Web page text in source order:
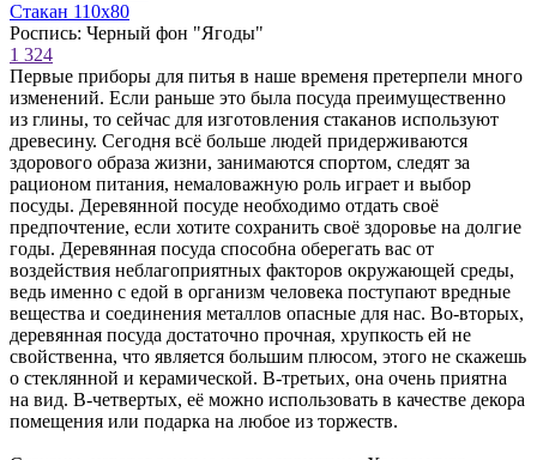
Стакан 110х80
Роспись: Черный фон "Ягоды"
1 324
Первые приборы для питья в наше временя претерпели много
изменений. Если раньше это была посуда преимущественно
из глины, то сейчас для изготовления стаканов используют
древесину. Сегодня всё больше людей придерживаются
здорового образа жизни, занимаются спортом, следят за
рационом питания, немаловажную роль играет и выбор
посуды. Деревянной посуде необходимо отдать своё
предпочтение, если хотите сохранить своё здоровье на долгие
годы. Деревянная посуда способна оберегать вас от
воздействия неблагоприятных факторов окружающей среды,
ведь именно с едой в организм человека поступают вредные
вещества и соединения металлов опасные для нас. Во-вторых,
деревянная посуда достаточно прочная, хрупкость ей не
свойственна, что является большим плюсом, этого не скажешь
о стеклянной и керамической. В-третьих, она очень приятна
на вид. В-четвертых, её можно использовать в качестве декора
помещения или подарка на любое из торжеств.